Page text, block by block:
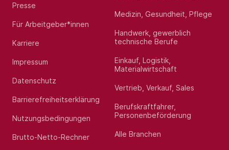
Presse
Für Arbeitgeber*innen
Karriere
Impressum
Datenschutz
Barrierefreiheitserklärung
Nutzungsbedingungen
Brutto-Netto-Rechner
Medizin, Gesundheit, Pflege
Handwerk, gewerblich
technische Berufe
Einkauf, Logistik,
Materialwirtschaft
Vertrieb, Verkauf, Sales
Berufskraftfahrer,
Personenbeförderung
Alle Branchen